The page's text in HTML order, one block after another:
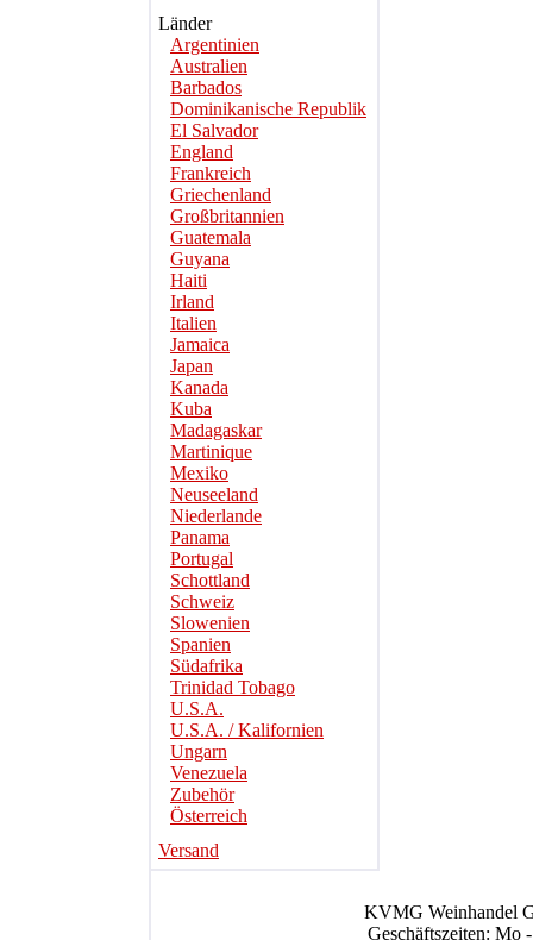
Länder
Argentinien
Australien
Barbados
Dominikanische Republik
El Salvador
England
Frankreich
Griechenland
Großbritannien
Guatemala
Guyana
Haiti
Irland
Italien
Jamaica
Japan
Kanada
Kuba
Madagaskar
Martinique
Mexiko
Neuseeland
Niederlande
Panama
Portugal
Schottland
Schweiz
Slowenien
Spanien
Südafrika
Trinidad Tobago
U.S.A.
U.S.A. / Kalifornien
Ungarn
Venezuela
Zubehör
Österreich
Versand
KVMG Weinhandel
Geschäftszeiten: Mo